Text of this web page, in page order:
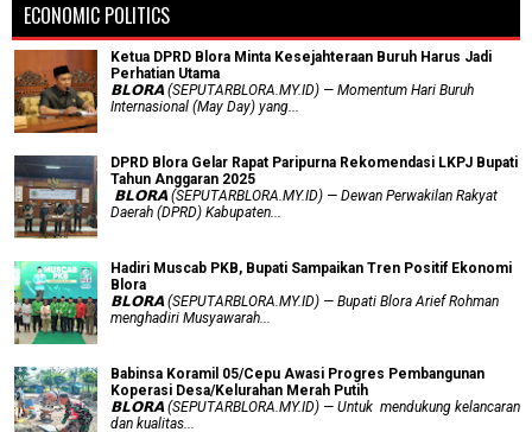
ECONOMIC POLITICS
Ketua DPRD Blora Minta Kesejahteraan Buruh Harus Jadi
Perhatian Utama
​𝗕𝗟𝗢𝗥𝗔 (SEPUTARBLORA.MY.ID) — Momentum Hari Buruh
Internasional (May Day) yang...
DPRD Blora Gelar Rapat Paripurna Rekomendasi LKPJ Bupati
Tahun Anggaran 2025
‎ 𝗕𝗟𝗢𝗥𝗔 (SEPUTARBLORA.MY.ID) — Dewan Perwakilan Rakyat
Daerah (DPRD) Kabupaten...
Hadiri Muscab PKB, Bupati Sampaikan Tren Positif Ekonomi
Blora
𝗕𝗟𝗢𝗥𝗔 (SEPUTARBLORA.MY.ID) — Bupati Blora Arief Rohman
menghadiri Musyawarah...
Babinsa Koramil 05/Cepu Awasi Progres Pembangunan
Koperasi Desa/Kelurahan Merah Putih
𝗕𝗟𝗢𝗥𝗔 (SEPUTARBLORA.MY.ID) — Untuk mendukung kelancaran
dan kualitas...